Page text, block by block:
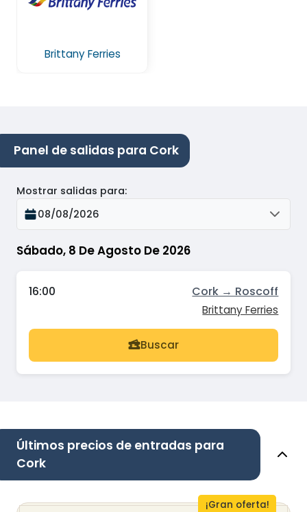
Brittany Ferries
Panel de salidas para Cork
Sábado, 8 De Agosto De 2026
Mostrar salidas para:
08/08/2026
16:00 Cork → Roscoff
Brittany Ferries
Buscar
Últimos precios de entradas para
Cork
¡Gran oferta!